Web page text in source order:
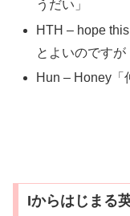
うだい」
HTH – hope
とよいのですが
Hun – Honey「
Iからはじまる